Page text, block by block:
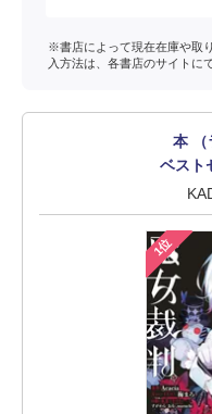
※書店によって現在在庫や取
入方法は、各書店のサイトに
本 （
ベスト
1位